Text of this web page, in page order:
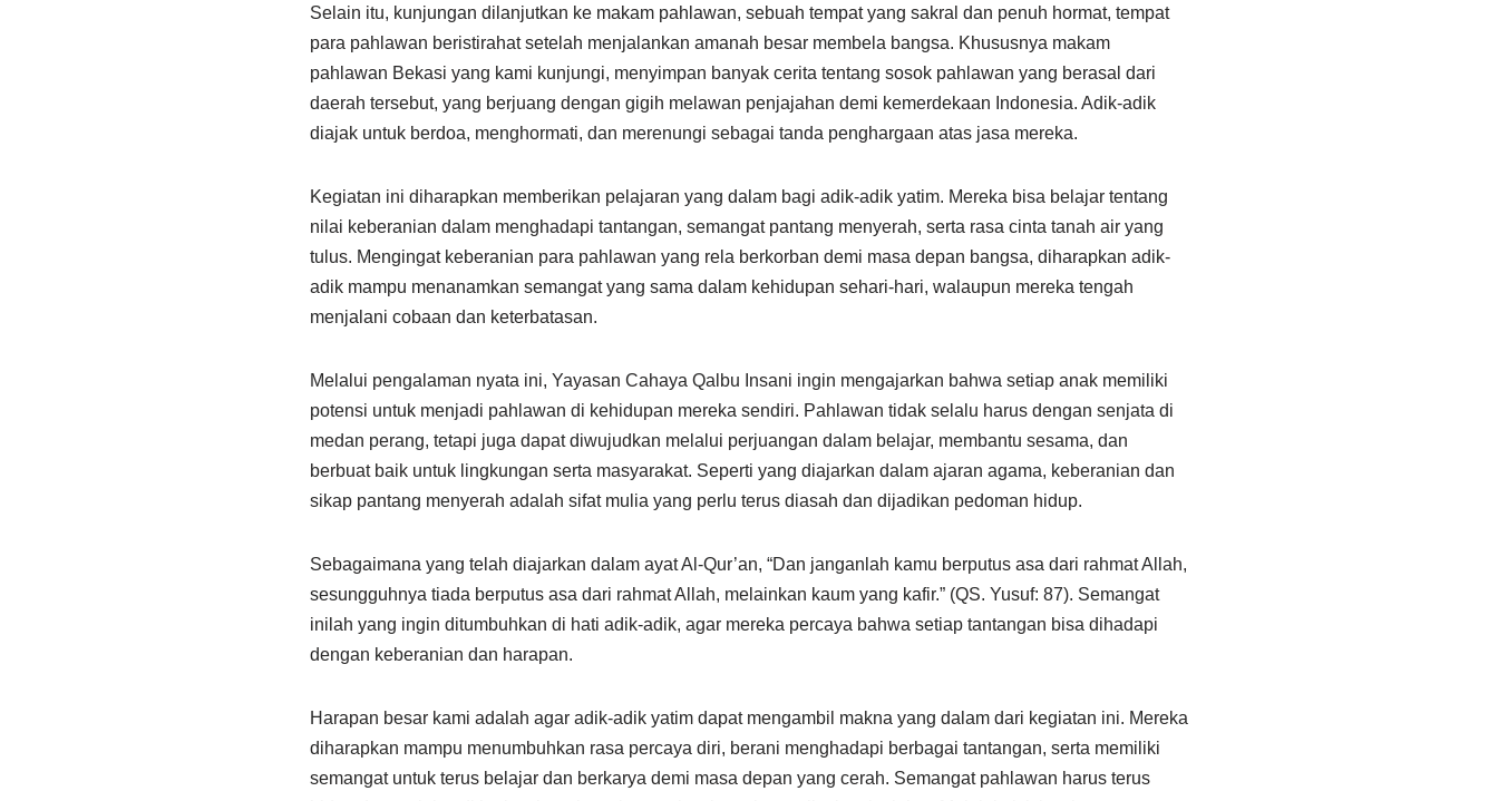
Selain itu, kunjungan dilanjutkan ke makam pahlawan, sebuah tempat yang sakral dan penuh hormat, tempat
para pahlawan beristirahat setelah menjalankan amanah besar membela bangsa. Khususnya makam
pahlawan Bekasi yang kami kunjungi, menyimpan banyak cerita tentang sosok pahlawan yang berasal dari
daerah tersebut, yang berjuang dengan gigih melawan penjajahan demi kemerdekaan Indonesia. Adik-adik
diajak untuk berdoa, menghormati, dan merenungi sebagai tanda penghargaan atas jasa mereka.
Kegiatan ini diharapkan memberikan pelajaran yang dalam bagi adik-adik yatim. Mereka bisa belajar tentang
nilai keberanian dalam menghadapi tantangan, semangat pantang menyerah, serta rasa cinta tanah air yang
tulus. Mengingat keberanian para pahlawan yang rela berkorban demi masa depan bangsa, diharapkan adik-
adik mampu menanamkan semangat yang sama dalam kehidupan sehari-hari, walaupun mereka tengah
menjalani cobaan dan keterbatasan.
Melalui pengalaman nyata ini, Yayasan Cahaya Qalbu Insani ingin mengajarkan bahwa setiap anak memiliki
potensi untuk menjadi pahlawan di kehidupan mereka sendiri. Pahlawan tidak selalu harus dengan senjata di
medan perang, tetapi juga dapat diwujudkan melalui perjuangan dalam belajar, membantu sesama, dan
berbuat baik untuk lingkungan serta masyarakat. Seperti yang diajarkan dalam ajaran agama, keberanian dan
sikap pantang menyerah adalah sifat mulia yang perlu terus diasah dan dijadikan pedoman hidup.
Sebagaimana yang telah diajarkan dalam ayat Al-Qur’an, “Dan janganlah kamu berputus asa dari rahmat Allah,
sesungguhnya tiada berputus asa dari rahmat Allah, melainkan kaum yang kafir.” (QS. Yusuf: 87). Semangat
inilah yang ingin ditumbuhkan di hati adik-adik, agar mereka percaya bahwa setiap tantangan bisa dihadapi
dengan keberanian dan harapan.
Harapan besar kami adalah agar adik-adik yatim dapat mengambil makna yang dalam dari kegiatan ini. Mereka
diharapkan mampu menumbuhkan rasa percaya diri, berani menghadapi berbagai tantangan, serta memiliki
semangat untuk terus belajar dan berkarya demi masa depan yang cerah. Semangat pahlawan harus terus